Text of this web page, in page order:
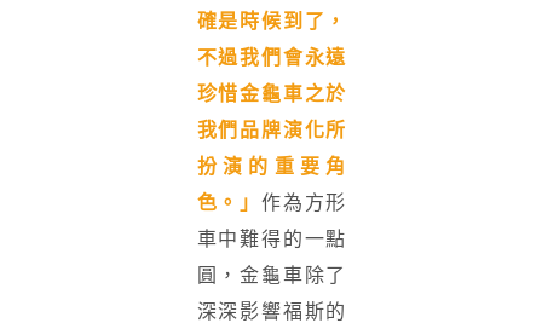
確是時候到了，
不過我們會永遠
珍惜金龜車之於
我們品牌演化所
扮演的重要角
色。」作為方形
車中難得的一點
圓，金龜車除了
深深影響福斯的